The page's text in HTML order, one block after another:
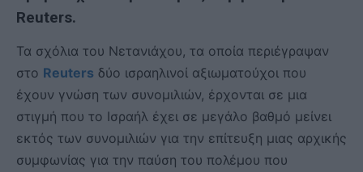
Reuters.
Τα σχόλια του Νετανιάχου, τα οποία περιέγραψαν
στο Reuters δύο ισραηλινοί αξιωματούχοι που
έχουν γνώση των συνομιλιών, έρχονται σε μια
στιγμή που το Ισραήλ έχει σε μεγάλο βαθμό μείνει
εκτός των συνομιλιών για την επίτευξη μιας αρχικής
συμφωνίας για την παύση του πολέμου που